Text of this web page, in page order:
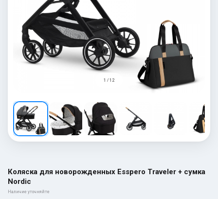
1 / 12
Коляска для новорожденных Esspero Traveler + сумка
Nordic
Наличие уточняйте